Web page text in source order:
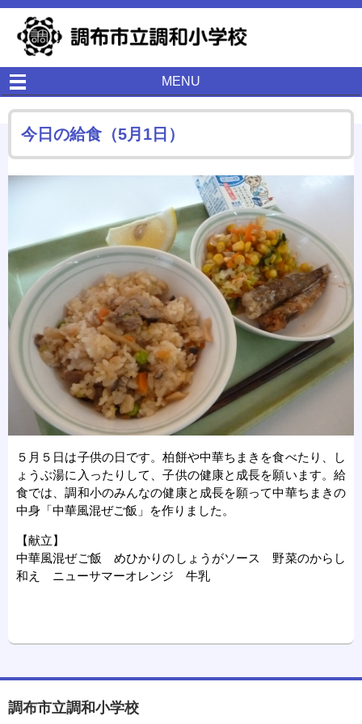
MENU
今日の給食（5月1日）
５月５日は子供の日です。柏餅や中華ちまきを食べたり、し
ょうぶ湯に入ったりして、子供の健康と成長を願います。給
食では、調和小のみんなの健康と成長を願って中華ちまきの
中身「中華風混ぜご飯」を作りました。
【献立】
中華風混ぜご飯 めひかりのしょうがソース 野菜のからし
和え ニューサマーオレンジ 牛乳
調布市立調和小学校